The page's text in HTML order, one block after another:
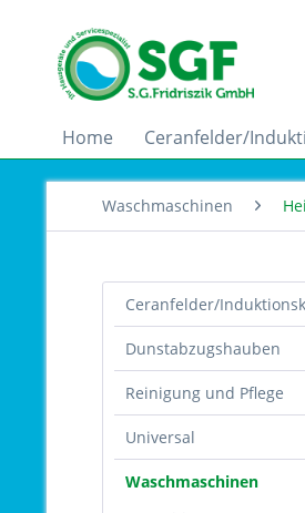
Home Ceranfelder/
Waschmaschinen
Dunstabzugshauben
Reinigung und Pflege
Universal
Waschmaschinen